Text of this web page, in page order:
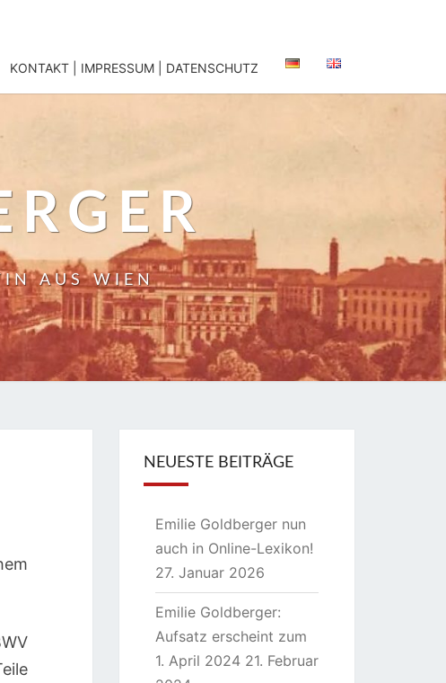
KONTAKT | IMPRESSUM | DATENSCHUTZ
AUS WIEN
NEUESTE BEITRÄGE
Emilie Goldberger nun
auch in Online-Lexikon!
27. Januar 2026
Emilie Goldberger:
Aufsatz erscheint zum
1. April 2024 21. Februar